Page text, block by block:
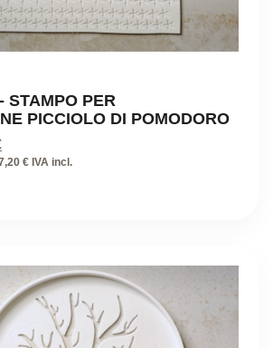
STAMPO PER
PICCIOLO DI POMODORO
Il
prezzo€ IVA incl.